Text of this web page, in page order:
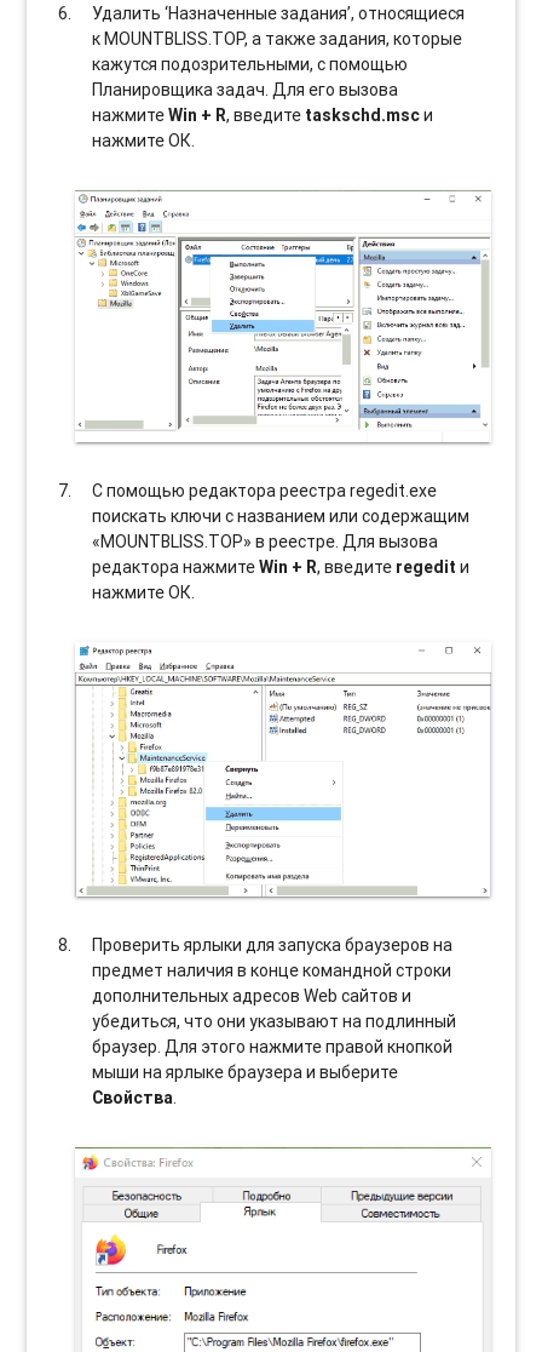
Удалить ‘Назначенные задания’, относящиеся
к MOUNTBLISS.TOP, а также задания, которые
кажутся подозрительными, с помощью
Планировщика задач. Для его вызова
нажмитеWin + R, введите taskschd.mscи
нажмите ОК.
С помощью редактора реестра regedit.exe
поискать ключи с названием или содержащим
«MOUNTBLISS.TOP» в реестре. Для вызова
редактора нажмитеWin + R, введите regedit и
нажмите ОК.
Проверить ярлыки для запуска браузеров на
предмет наличия в конце командной строки
дополнительных адресов Web сайтов и
убедиться, что они указывают на подлинный
браузер. Для этого нажмите правой кнопкой
мыши на ярлыке браузера и выберите
Свойства.